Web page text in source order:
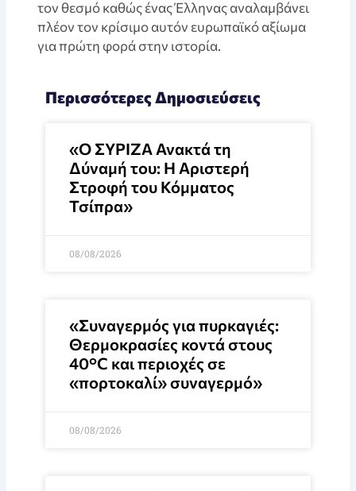
τον θεσμό καθώς ένας Έλληνας αναλαμβάνει
πλέον τον κρίσιμο αυτόν ευρωπαϊκό αξίωμα
για πρώτη φορά στην ιστορία.
Περισσότερες Δημοσιεύσεις
«Ο ΣΥΡΙΖΑ Ανακτά τη
Δύναμή του: Η Αριστερή
Στροφή του Κόμματος
Τσίπρα»
08/08/2026
«Συναγερμός για πυρκαγιές:
Θερμοκρασίες κοντά στους
40°C και περιοχές σε
«πορτοκαλί» συναγερμό»
08/08/2026